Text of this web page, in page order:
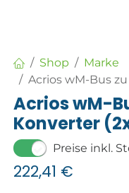
Shop
Marke
Acrios wM-Bus
Acrios wM-
Konverter
Preise inkl.
222,41 €